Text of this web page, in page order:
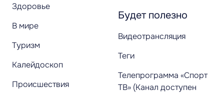
Здоровье
В мире
Туризм
Калейдоскоп
Происшествия
Будет полезно
Видеотрансляция
Теги
Телепрограмма «Спорт
ТВ» (Канал доступен